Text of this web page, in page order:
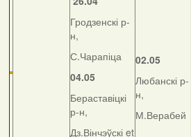
Гродзенскі р-
н,
С.Чарапіца
04.05
Бераставіцкі
р-н,
Дз.Вінчэўскі et
02.05
Любанскі р-
н,
М.Верабей